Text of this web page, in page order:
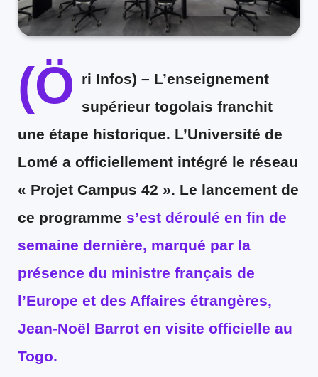
(Ö ri Infos) – L’enseignement
supérieur togolais franchit
une étape historique. L’Université de
Lomé a officiellement intégré le réseau
« Projet Campus 42 ». Le lancement de
ce programme s’est déroulé en fin de
semaine dernière, marqué par la
présence du ministre français de
l’Europe et des Affaires étrangères,
Jean-Noël Barrot en visite officielle au
Togo.